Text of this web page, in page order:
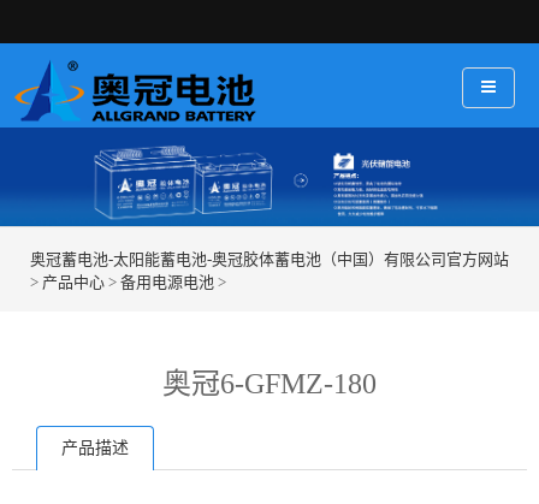
奥冠蓄电池-太阳能蓄电池-奥冠胶体蓄电池（中国）有限公司官方网站
> 产品中心 > 备用电源电池 >
奥冠6-GFMZ-180
产品描述